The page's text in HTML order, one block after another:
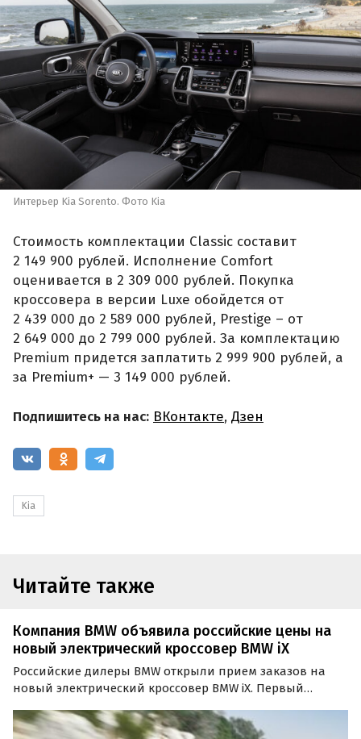
Интерьер Kia Sorento. Фото Kia
Стоимость комплектации Classic составит
2 149 900 рублей. Исполнение Comfort
оценивается в 2 309 000 рублей. Покупка
кроссовера в версии Luxe обойдется от
2 439 000 до 2 589 000 рублей, Prestige – от
2 649 000 до 2 799 000 рублей. За комплектацию
Premium придется заплатить 2 999 900 рублей, а
за Premium+ — 3 149 000 рублей.
Подпишитесь на нас: ВКонтакте, Дзен
Kia
Читайте также
Компания BMW объявила российские цены на
новый электрический кроссовер BMW iX
Российские дилеры BMW открыли прием заказов на
новый электрический кроссовер BMW iX. Первый
предлагается в одной-единственной комплектации iX